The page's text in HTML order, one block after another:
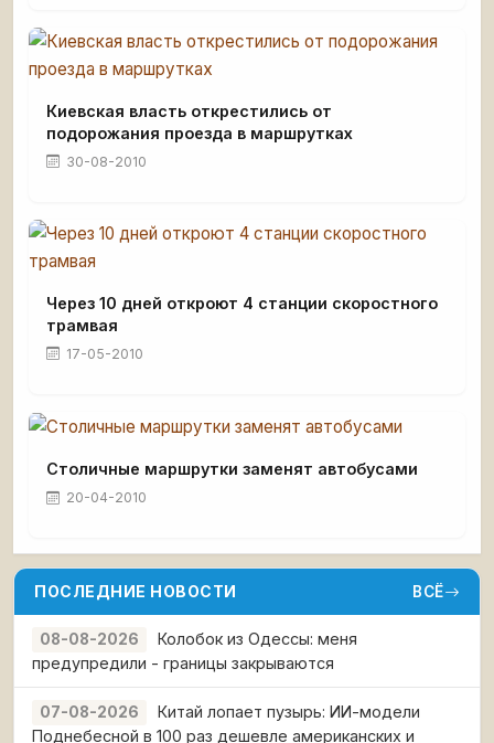
Киевская власть открестились от
подорожания проезда в маршрутках
30-08-2010
Через 10 дней откроют 4 станции скоростного
трамвая
17-05-2010
Столичные маршрутки заменят автобусами
20-04-2010
ПОСЛЕДНИЕ НОВОСТИ ВСЁ
08-08-2026
Колобок из Одессы: меня
предупредили - границы закрываются
07-08-2026
Китай лопает пузырь: ИИ-модели
Поднебесной в 100 раз дешевле американских и